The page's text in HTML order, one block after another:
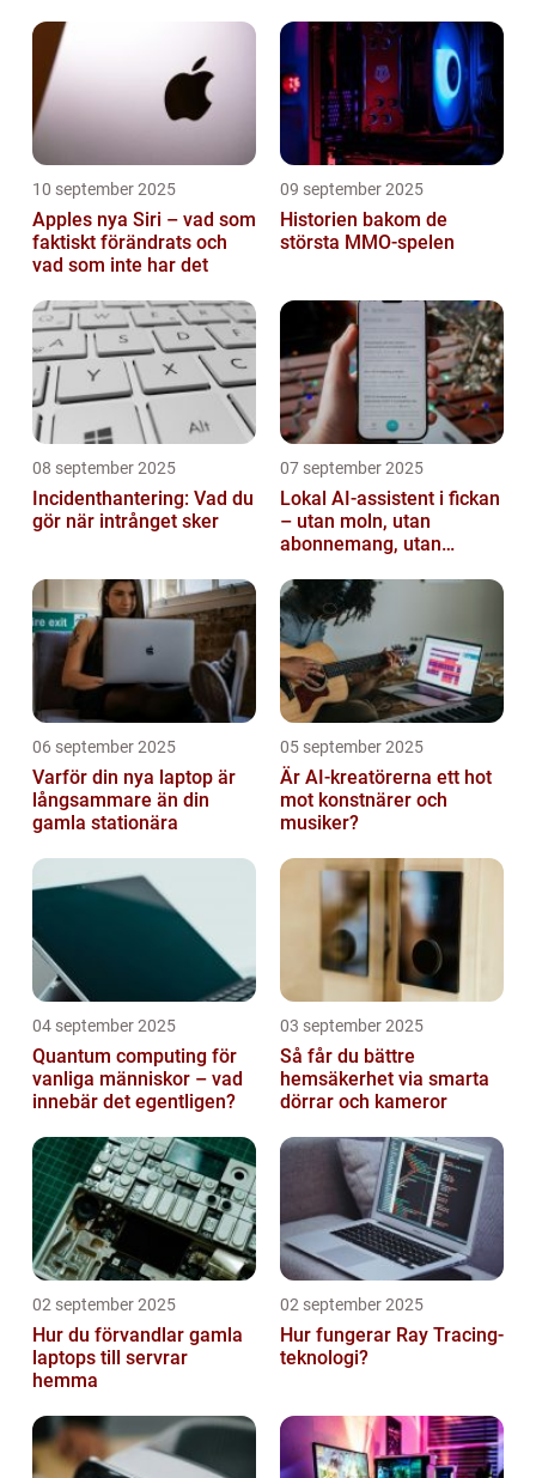
10 september 2025
Apples nya Siri – vad som
faktiskt förändrats och
vad som inte har det
09 september 2025
Historien bakom de
största MMO-spelen
08 september 2025
Incidenthantering: Vad du
gör när intrånget sker
07 september 2025
Lokal AI-assistent i fickan
– utan moln, utan
abonnemang, utan
06 september 2025
Varför din nya laptop är
långsammare än din
gamla stationära
05 september 2025
Är AI-kreatörerna ett hot
mot konstnärer och
musiker?
04 september 2025
Quantum computing för
vanliga människor – vad
innebär det egentligen?
03 september 2025
Så får du bättre
hemsäkerhet via smarta
dörrar och kameror
02 september 2025
Hur du förvandlar gamla
laptops till servrar
hemma
02 september 2025
Hur fungerar Ray Tracing-
teknologi?